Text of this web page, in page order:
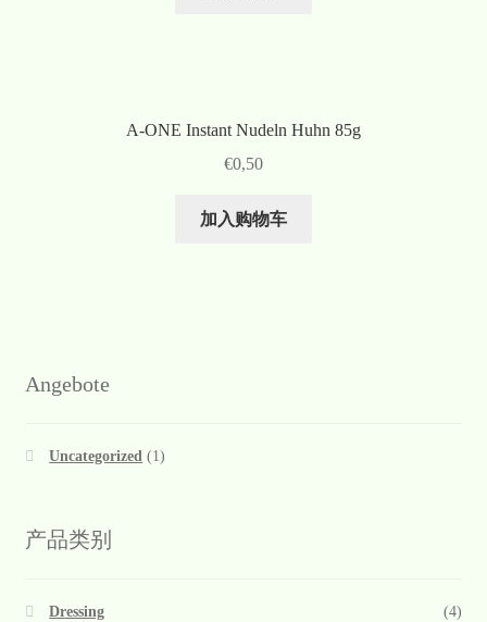
A-ONE Instant Nudeln Huhn 85g
€0,50
加入购物车
Angebote
Uncategorized (1)
产品类别
Dressing (4)